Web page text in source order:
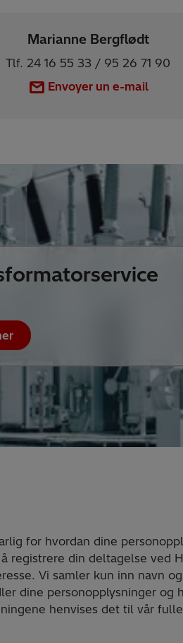
Marianne Bergflødt
Tlf. 24 16 55 33 / 95 26 71 90
Envoyer un e-mail
for hvordan dine
registrere din deltagelse ved
Vi samler kun inn navn
dine personopplysninger og
henvises det til vår